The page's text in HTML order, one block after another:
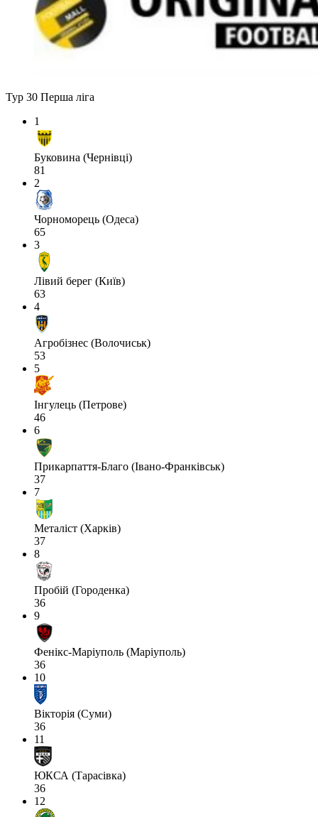
Тур 30 Перша ліга
1
Буковина (Чернівці)
81
2
Чорноморець (Одеса)
65
3
Лівий берег (Київ)
63
4
Агробізнес (Волочиськ)
53
5
Інгулець (Петрове)
46
6
Прикарпаття-Благо (Івано-Франківськ)
37
7
Металіст (Харків)
37
8
Пробій (Городенка)
36
9
Фенікс-Маріуполь (Маріуполь)
36
10
Вікторія (Суми)
36
11
ЮКСА (Тарасівка)
36
12